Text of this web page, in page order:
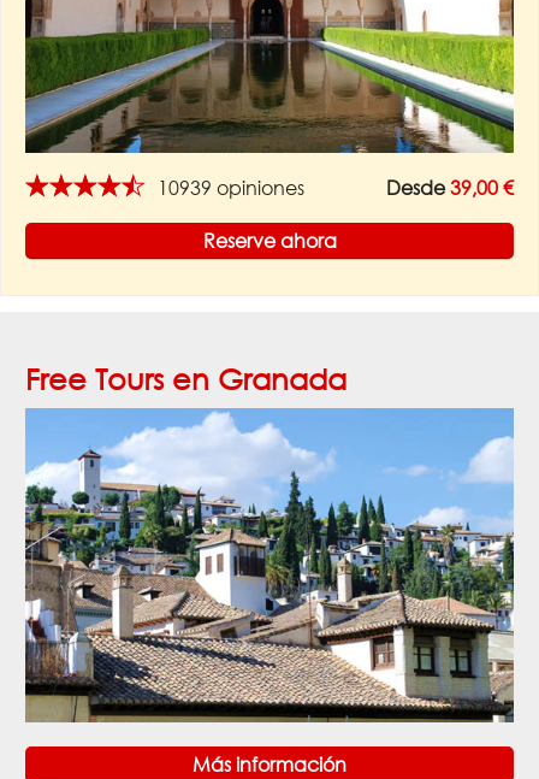
★★★★★ 10939 opiniones Desde39,00 €
Reserve ahora
Free Tours en Granada
Más información